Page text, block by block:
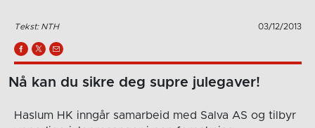
Tekst: NTH 03/12/2013
Nå kan du sikre deg supre julegaver!
Haslum HK inngår samarbeid med Salva AS og tilbyr